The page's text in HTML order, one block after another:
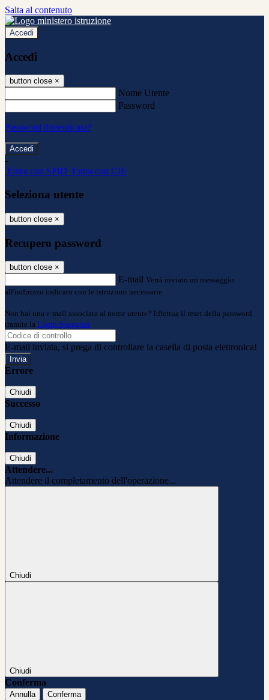
Salta al contenuto
Accedi
Accedi
button close ×
Nome Utente
Password
Password dimenticata?
-
Entra con SPID Entra con CIE
Seleziona utente
button close ×
Recupero password
button close ×
E-mail Verrà inviato un messaggio
all'indirizzo indicato con le istruzioni necessarie.
Non hai una e-mail associata al nome utente? Effettua il reset della password
tramite la Login Spaggiari
E-mail inviata, si prega di controllare la casella di posta elettronica!
Errore
Chiudi
Successo
Chiudi
Informazione
Chiudi
Attendere...
Attendere il completamento dell'operazione...
Chiudi
Chiudi
Conferma
Annulla Conferma